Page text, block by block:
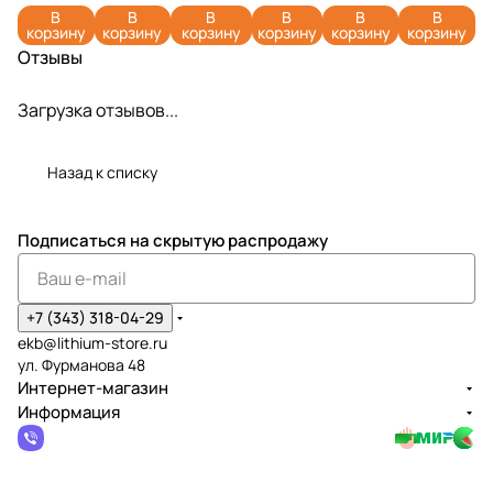
(4 Ач)
В
корзину
24V
2957807
В
корзину
2946207
В
корзину
(4 А)В
корзину
2957707
(2 Ач)
В
корзину
G24HP8
24V (8 Ач)
В
корзину
Отзывы
Загрузка отзывов...
Назад к списку
Подписаться на скрытую распродажу
+7 (343) 318-04-29
ekb@lithium-store.ru
ул. Фурманова 48
Интернет-магазин
Информация